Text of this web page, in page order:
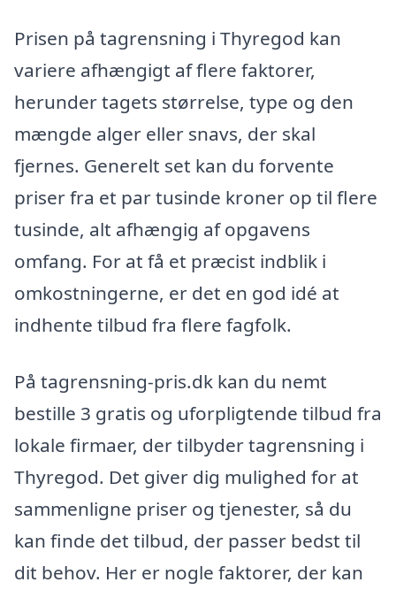
Prisen på tagrensning i Thyregod kan
variere afhængigt af flere faktorer,
herunder tagets størrelse, type og den
mængde alger eller snavs, der skal
fjernes. Generelt set kan du forvente
priser fra et par tusinde kroner op til flere
tusinde, alt afhængig af opgavens
omfang. For at få et præcist indblik i
omkostningerne, er det en god idé at
indhente tilbud fra flere fagfolk.
På tagrensning-pris.dk kan du nemt
bestille 3 gratis og uforpligtende tilbud fra
lokale firmaer, der tilbyder tagrensning i
Thyregod. Det giver dig mulighed for at
sammenligne priser og tjenester, så du
kan finde det tilbud, der passer bedst til
dit behov. Her er nogle faktorer, der kan